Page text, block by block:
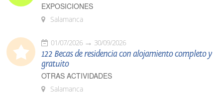
EXPOSICIONES
Salamanca
01/07/2026 30/09/2026
122 Becas de residencia con alojamiento completo y
gratuito
OTRAS ACTIVIDADES
Salamanca